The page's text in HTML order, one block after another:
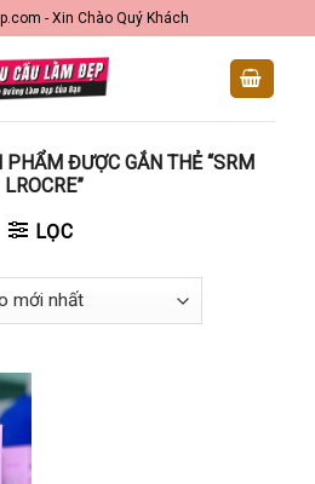
- Xin Chào Quý Khách
PHẨM ĐƯỢC GẮN THẺ “SRM
LROCRE”
LỌC